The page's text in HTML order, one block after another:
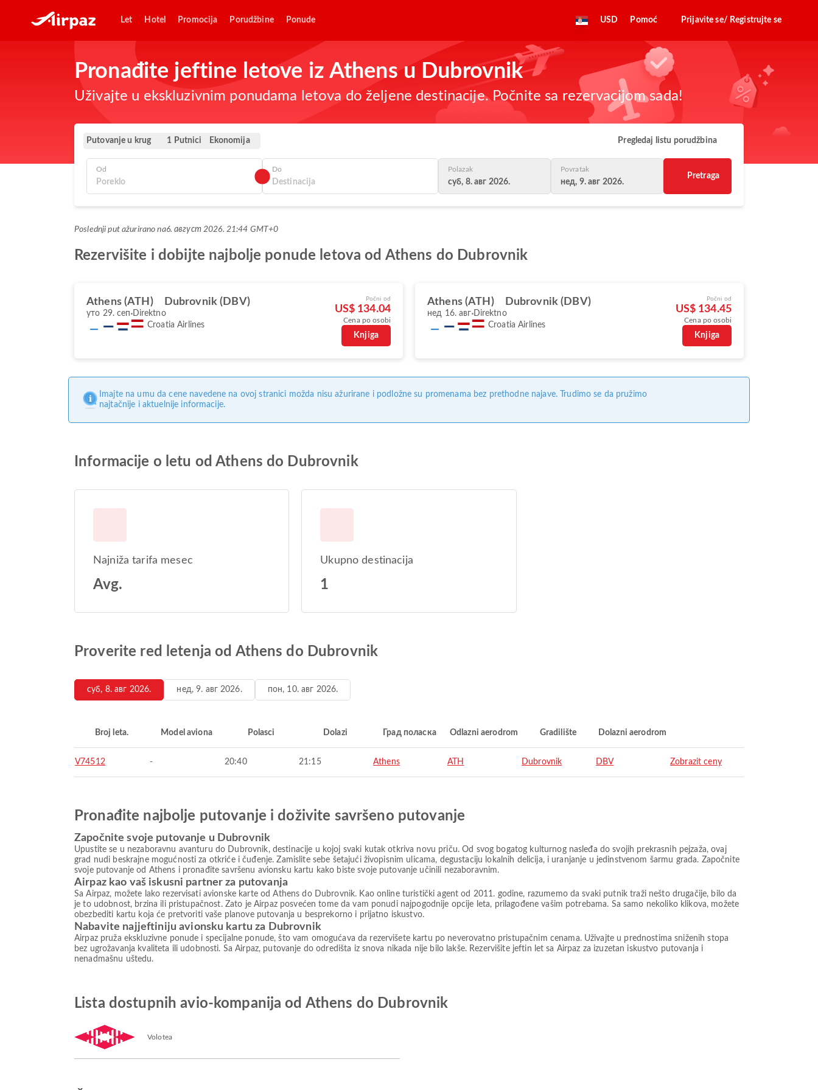
Let Hotel Promocija Porudžbine Ponude USD Pomoć Prijavite se/ Registrujte se
Pronađite jeftine letove iz Athens u Dubrovnik
Uživajte u ekskluzivnim ponudama letova do željene destinacije. Počnite sa rezervacijom sada!
Putovanje u krug 1 Putnici Ekonomija Pregledaj listu porudžbina
Od Do Polazak
суб, 8. авг 2026.
Povratak
нед, 9. авг 2026.
Pretraga
Poslednji put ažurirano na6. август 2026. 21:44 GMT+0
Rezervišite i dobijte najbolje ponude letova od Athens do Dubrovnik
Athens (ATH) Dubrovnik (DBV)
уто 29. сеп Direktno
Croatia Airlines
Počni od
US$ 134.04
Cena po osobi
Knjiga
Athens (ATH) Dubrovnik (DBV)
нед 16. авг Direktno
Croatia Airlines
Počni od
US$ 134.45
Cena po osobi
Knjiga
Imajte na umu da cene navedene na ovoj stranici možda nisu ažurirane i podložne su promenama bez prethodne najave. Trudimo se da pružimo
najtačnije i aktuelnije informacije.
Informacije o letu od Athens do Dubrovnik
Najniža tarifa mesec
Avg.
Ukupno destinacija
1
Proverite red letenja od Athens do Dubrovnik
суб, 8. авг 2026. нед, 9. авг 2026. пон, 10. авг 2026.
Broj leta. Model aviona Polasci Dolazi Град поласка Odlazni aerodrom Gradilište Dolazni aerodrom
V74512 - 20:40 21:15 Athens ATH Dubrovnik DBV Zobrazit ceny
Pronađite najbolje putovanje i doživite savršeno putovanje
Započnite svoje putovanje u Dubrovnik
Upustite se u nezaboravnu avanturu do Dubrovnik, destinacije u kojoj svaki kutak otkriva novu priču. Od svog bogatog kulturnog nasleđa do svojih prekrasnih pejzaža, ovaj
grad nudi beskrajne mogućnosti za otkriće i čuđenje. Zamislite sebe šetajući živopisnim ulicama, degustaciju lokalnih delicija, i uranjanje u jedinstvenom šarmu grada. Započnite
svoje putovanje od Athens i pronađite savršenu avionsku kartu kako biste svoje putovanje učinili nezaboravnim.
Airpaz kao vaš iskusni partner za putovanja
Sa Airpaz, možete lako rezervisati avionske karte od Athens do Dubrovnik. Kao online turistički agent od 2011. godine, razumemo da svaki putnik traži nešto drugačije, bilo da
je to udobnost, brzina ili pristupačnost. Zato je Airpaz posvećen tome da vam ponudi najpogodnije opcije leta, prilagođene vašim potrebama. Sa samo nekoliko klikova, možete
obezbediti kartu koja će pretvoriti vaše planove putovanja u besprekorno i prijatno iskustvo.
Nabavite najjeftiniju avionsku kartu za Dubrovnik
Airpaz pruža ekskluzivne ponude i specijalne ponude, što vam omogućava da rezervišete kartu po neverovatno pristupačnim cenama. Uživajte u prednostima sniženih stopa
bez ugrožavanja kvaliteta ili udobnosti. Sa Airpaz, putovanje do odredišta iz snova nikada nije bilo lakše. Rezervišite jeftin let sa Airpaz za izuzetan iskustvo putovanja i
nenadmašnu uštedu.
Lista dostupnih avio-kompanija od Athens do Dubrovnik
Volotea